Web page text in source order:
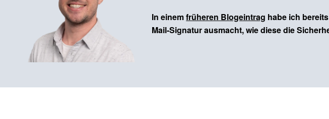
In einemfrüheren Blogeintrag habe ich
Mail-Signatur ausmacht, wie diese die